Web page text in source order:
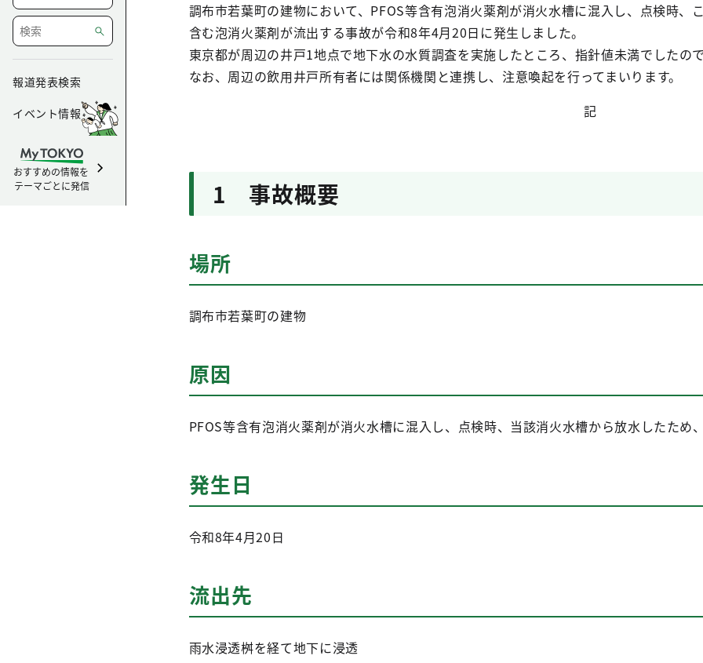
報道発表検索
イベント情報
おすすめの情報を
テーマごとに発信
調布市若葉町の建物において、PFOS等含有泡消火薬剤が消火水槽に混入し、点検時、
含む泡消火薬剤が流出する事故が令和8年4月20日に発生しました。
東京都が周辺の井戸1地点で地下水の水質調査を実施したところ、指針値未満でしたの
なお、周辺の飲用井戸所有者には関係機関と連携し、注意喚起を行ってまいります。
記
1 事故概要
場所
調布市若葉町の建物
原因
PFOS等含有泡消火薬剤が消火水槽に混入し、点検時、当該消火水槽から放水したため
発生日
令和8年4月20日
流出先
雨水浸透桝を経て地下に浸透